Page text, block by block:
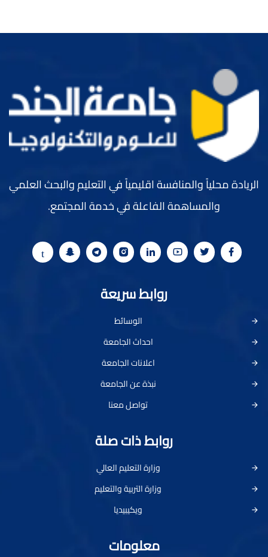
الريادة محلياً والمنافسة اقليمياً في التعليم والبحث العلمي
والمساهمة الفاعلة في خدمة المجتمع.
روابط سريعة
الوسائط
احداث الجامعة
اعلانات الجامعة
نبذة عن الجامعة
تواصل معنا
روابط ذات صلة
وزارة التعليم العالي
وزارة التربية والتعليم
ويكيبيديا
معلومات